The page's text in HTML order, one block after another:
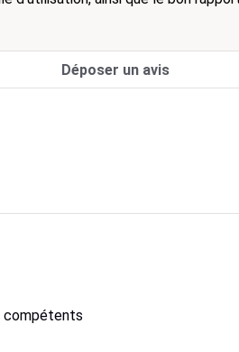
Déposer un avis
compétents